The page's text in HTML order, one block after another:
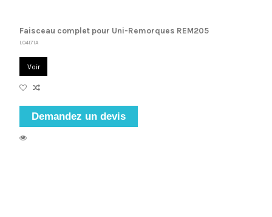
Faisceau complet pour Uni-Remorques REM205
L04171A
Voir
Demandez un devis